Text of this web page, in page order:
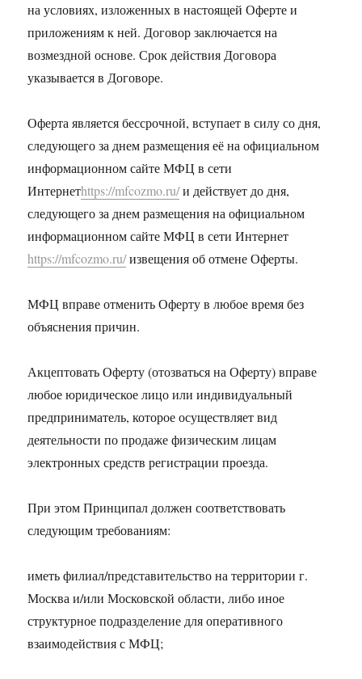
на условиях, изложенных в настоящей Оферте и
приложениям к ней. Договор заключается на
возмездной основе. Срок действия Договора
указывается в Договоре.
Оферта является бессрочной, вступает в силу со дня,
следующего за днем размещения её на официальном
информационном сайте МФЦ в сети
Интернетhttps://mfcozmo.ru/и действует до дня,
следующего за днем размещения на официальном
информационном сайте МФЦ в сети Интернет
https://mfcozmo.ru/извещения об отмене Оферты.
МФЦ вправе отменить Оферту в любое время без
объяснения причин.
Акцептовать Оферту (отозваться на Оферту) вправе
любое юридическое лицо или индивидуальный
предприниматель, которое осуществляет вид
деятельности по продаже физическим лицам
электронных средств регистрации проезда.
При этом Принципал должен соответствовать
следующим требованиям:
иметь филиал/представительство на территории г.
Москва и/или Московской области, либо иное
структурное подразделение для оперативного
взаимодействия с МФЦ;